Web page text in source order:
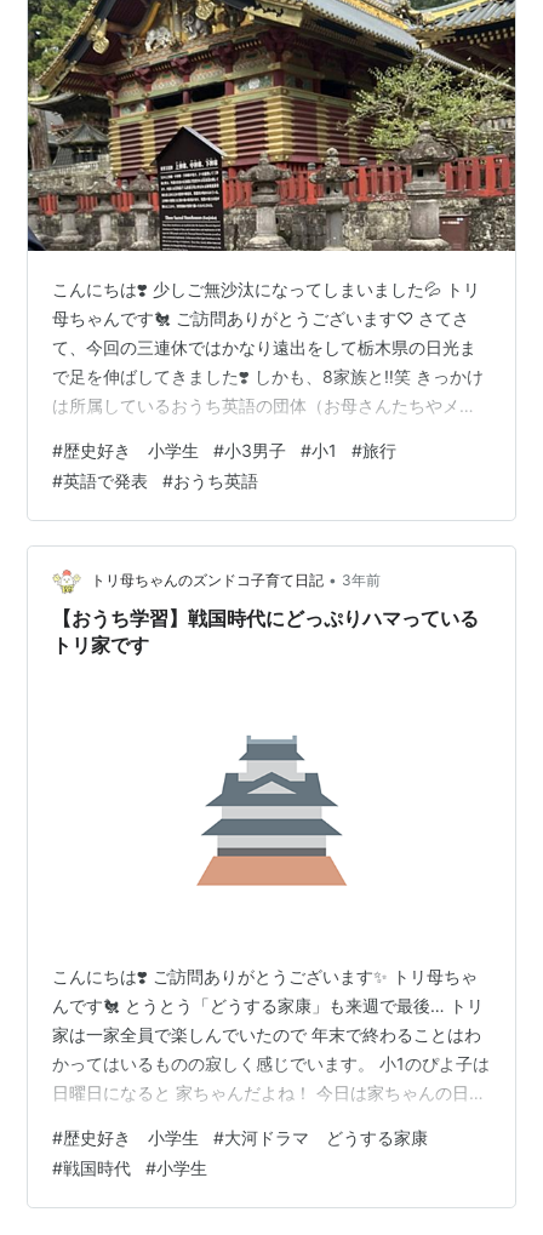
こんにちは❣️ 少しご無沙汰になってしまいました💦 トリ
母ちゃんです🐔 ご訪問ありがとうございます♡ さてさ
て、今回の三連休ではかなり遠出をして栃木県の日光ま
で足を伸ばしてきました❣️ しかも、8家族と‼️笑 きっかけ
は所属しているおうち英語の団体（お母さんたちやメン
う！となり、 さらに歴史好きな小学1年から4年生までの
メンバーを集めて歴史をもっと楽しく知ろう！と 家康の
生まれから神様として祀られるようになるまでの歴史講
義を歴史に詳しいママさんが6回も講義をしてくれ、知識
を深めて望んだこの旅行✨ とーっても濃厚で楽しすぎる
講義をしてくれてました…
#歴史好き 小学生 #小3男子 #小1 #旅行
#英語で発表 #おうち英語
トリ母ちゃんのズンドコ子育て日記 • 3年前
【おうち学習】戦国時代にどっぷりハマっている
トリ家です
こんにちは❣️ ご訪問ありがとうございます✨ トリ母ちゃ
んです🐔 とうとう「どうする家康」も来週で最後… トリ
家は一家全員で楽しんでいたので 年末で終わることはわ
かってはいるものの寂しく感じでいます。 小1のぴよ子は
日曜日になると 家ちゃんだよね！ 今日は家ちゃんの日だ
楽しみにしていました。 以前から種まきをしていたおか
げで zundoko-zundoko.hatenablog.com 戦国時代から
江戸時代までの 歴史の大まかな流れも知っており またさ
#歴史好き 小学生 #大河ドラマ どうする家康
#戦国時代 #小学生